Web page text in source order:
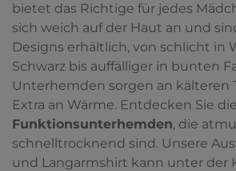
bietet das Richtige für jedes
sich weich auf der Haut an und
Designs erhältlich, von schlicht in
Schwarz bis auffälliger in bunten
Unterhemden sorgen an kälteren
Extra an Wärme. Entdecken Sie
Funktionsunterhemden, die
schnelltrocknend sind. Unsere
und Langarmshirt kann unter der